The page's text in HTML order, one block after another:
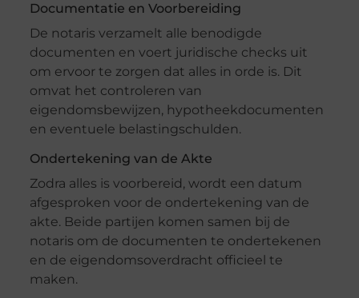
Documentatie en Voorbereiding
De notaris verzamelt alle benodigde
documenten en voert juridische checks uit
om ervoor te zorgen dat alles in orde is. Dit
omvat het controleren van
eigendomsbewijzen, hypotheekdocumenten
en eventuele belastingschulden.
Ondertekening van de Akte
Zodra alles is voorbereid, wordt een datum
afgesproken voor de ondertekening van de
akte. Beide partijen komen samen bij de
notaris om de documenten te ondertekenen
en de eigendomsoverdracht officieel te
maken.